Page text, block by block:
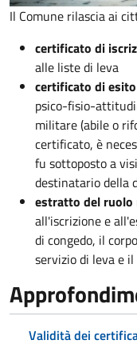
Il Comune rilascia ai
certificato di
alle liste di leva
certificato di
psico-fisio-
militare (abile o
certificato, è
fu sottoposto a
destinatario della
estratto del ruolo
all'iscrizione e
di congedo, il
servizio di leva e
Validità dei